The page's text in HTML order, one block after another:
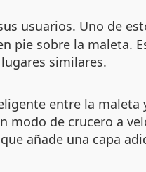
usuarios. Uno de
pie sobre la maleta.
similares.
entre la
de crucero a
añade una capa